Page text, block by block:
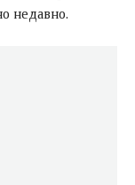
недавно.